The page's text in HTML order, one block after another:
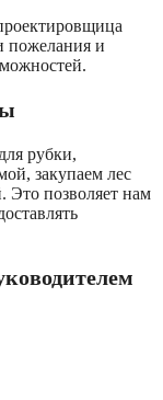
пожелания и
рубки,
закупаем лес
Это позволяет нам